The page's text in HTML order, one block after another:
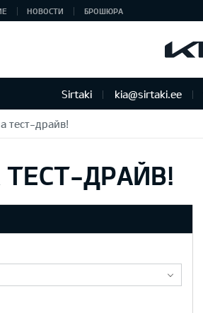
НОВОСТИ БРОШЮРА
Sirtaki kia@sirtaki.ee
тест-драйв!
ДРАЙВ!